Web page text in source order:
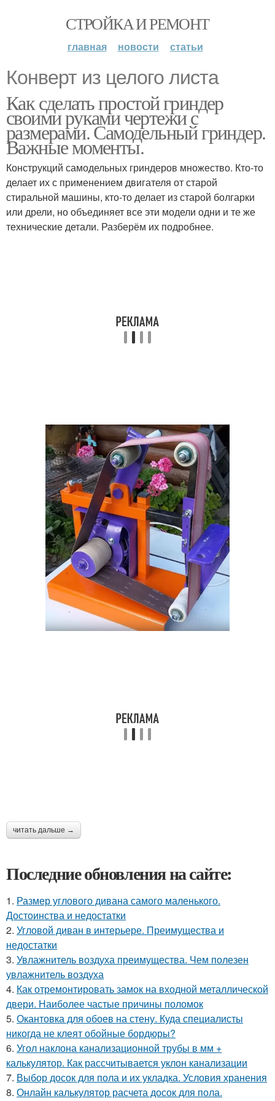
СТРОЙКА И РЕМОНТ
главная новости статьи
Конверт из целого листа
Как сделать простой гриндер
своими руками чертежи с
размерами. Самодельный гриндер.
Важные моменты.
Конструкций самодельных гриндеров множество. Кто-то
делает их с применением двигателя от старой
стиральной машины, кто-то делает из старой болгарки
или дрели, но объединяет все эти модели одни и те же
технические детали. Разберём их подробнее.
читать дальше →
Последние обновления на сайте:
1. Размер углового дивана самого маленького.
Достоинства и недостатки
2. Угловой диван в интерьере. Преимущества и
недостатки
3. Увлажнитель воздуха преимущества. Чем полезен
увлажнитель воздуха
4. Как отремонтировать замок на входной металлической
двери. Наиболее частые причины поломок
5. Окантовка для обоев на стену. Куда специалисты
никогда не клеят обойные бордюры?
6. Угол наклона канализационной трубы в мм +
калькулятор. Как рассчитывается уклон канализации
7. Выбор досок для пола и их укладка. Условия хранения
8. Онлайн калькулятор расчета досок для пола.